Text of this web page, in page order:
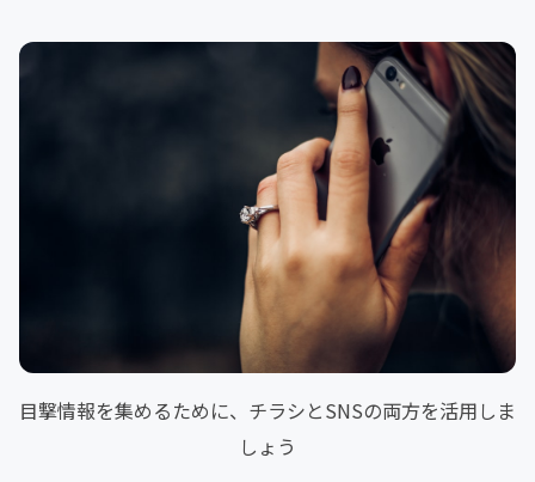
目撃情報を集めるために、チラシとSNSの両方を活用しま
しょう